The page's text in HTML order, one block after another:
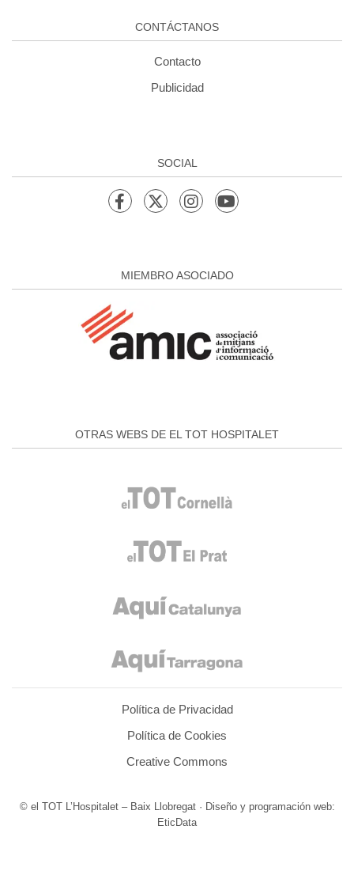
CONTÁCTANOS
Contacto
Publicidad
SOCIAL
MIEMBRO ASOCIADO
OTRAS WEBS DE EL TOT HOSPITALET
Política de Privacidad
Política de Cookies
Creative Commons
© el TOT L’Hospitalet – Baix Llobregat · Diseño y programación web:
EticData